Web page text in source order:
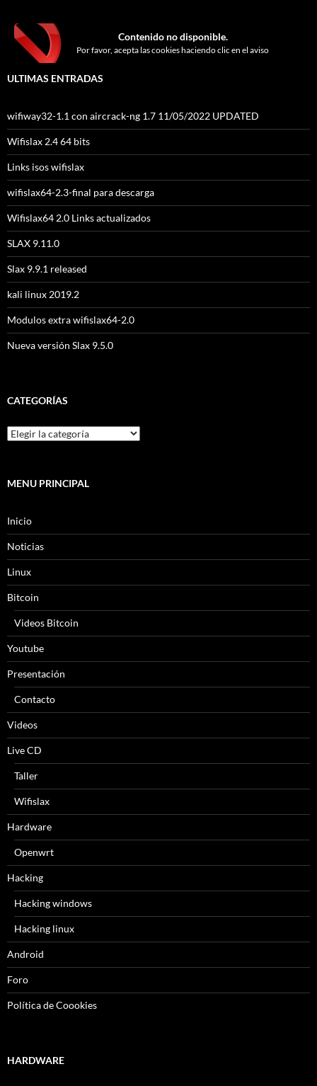
Contenido no disponible.
Por favor, acepta las cookies haciendo clic en el aviso
ULTIMAS ENTRADAS
wifiway32-1.1 con aircrack-ng 1.7 11/05/2022 UPDATED
Wifislax 2.4 64 bits
Links isos wifislax
wifislax64-2.3-final para descarga
Wifislax64 2.0 Links actualizados
SLAX 9.11.0
Slax 9.9.1 released
kali linux 2019.2
Modulos extra wifislax64-2.0
Nueva versión Slax 9.5.0
CATEGORÍAS
MENU PRINCIPAL
Inicio
Noticias
Linux
Bitcoin
Videos Bitcoin
Youtube
Presentación
Contacto
Videos
Live CD
Taller
Wifislax
Hardware
Openwrt
Hacking
Hacking windows
Hacking linux
Android
Foro
Política de Coookies
HARDWARE